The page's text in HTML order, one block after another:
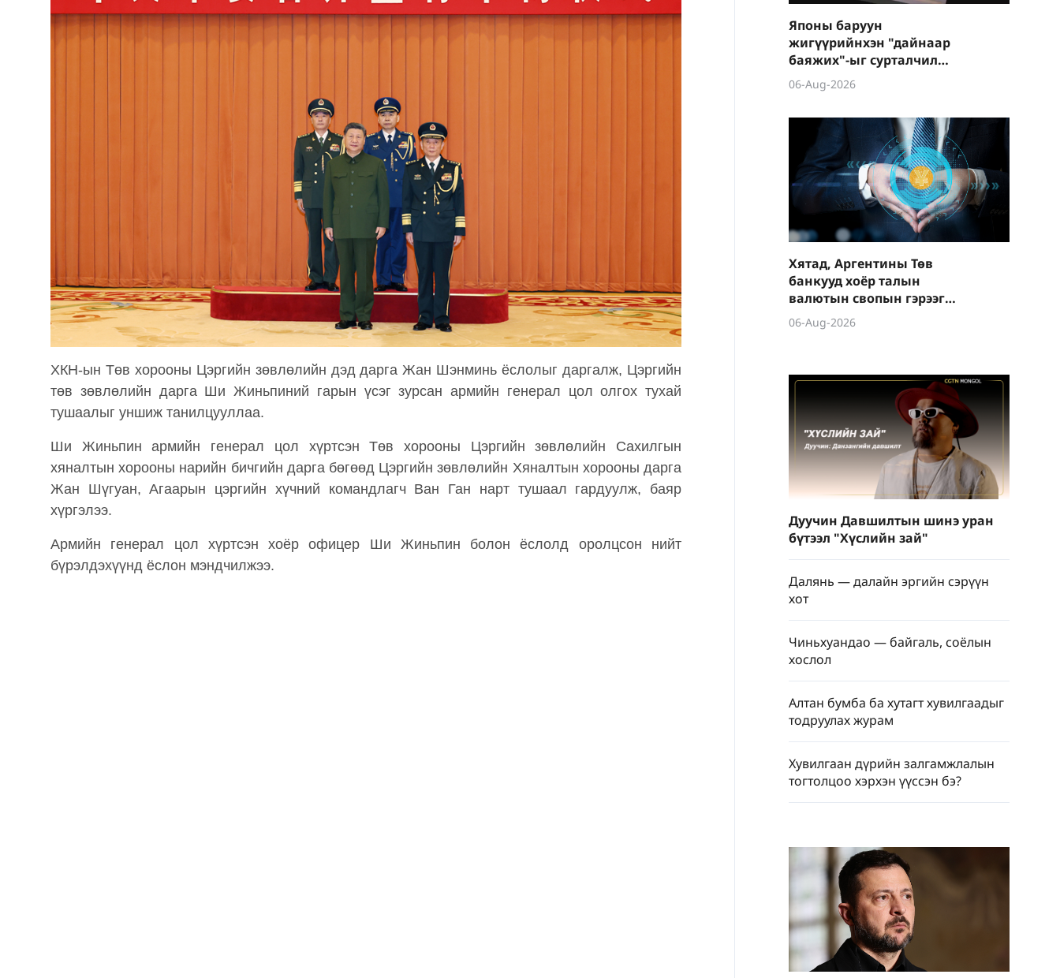
ХКН-ын Төв хорооны Цэргийн зөвлөлийн дэд дарга Жан Шэнминь ёслолыг даргалж, Цэргийн
төв зөвлөлийн дарга Ши Жиньпиний гарын үсэг зурсан армийн генерал цол олгох тухай
тушаалыг уншиж танилцууллаа.
Ши Жиньпин армийн генерал цол хүртсэн Төв хорооны Цэргийн зөвлөлийн Сахилгын
хяналтын хорооны нарийн бичгийн дарга бөгөөд Цэргийн зөвлөлийн Хяналтын хорооны дарга
Жан Шүгуан, Агаарын цэргийн хүчний командлагч Ван Ган нарт тушаал гардуулж, баяр
хүргэлээ.
Армийн генерал цол хүртсэн хоёр офицер Ши Жиньпин болон ёслолд оролцсон нийт
бүрэлдэхүүнд ёслон мэндчилжээ.
Японы баруун
жигүүрийнхэн "дайнаар
баяжих"-ыг сурталчилж
байна
06-Aug-2026
Хятад, Аргентины Төв
банкууд хоёр талын
валютын свопын гэрээг
шинэчиллээ
06-Aug-2026
Дуучин Давшилтын шинэ уран
бүтээл "Хүслийн зай"
Далянь — далайн эргийн сэрүүн
хот
Чиньхуандао — байгаль, соёлын
хослол
Алтан бумба ба хутагт хувилгаадыг
тодруулах журам
Хувилгаан дүрийн залгамжлалын
тогтолцоо хэрхэн үүссэн бэ?